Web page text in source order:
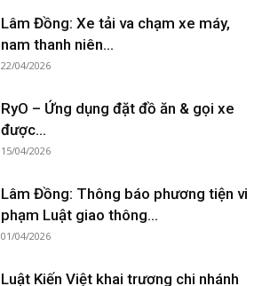
Lâm Đồng: Xe tải va chạm xe máy,
nam thanh niên...
22/04/2026
RyO – Ứng dụng đặt đồ ăn & gọi xe
được...
15/04/2026
Lâm Đồng: Thông báo phương tiện vi
phạm Luật giao thông...
01/04/2026
Luật Kiến Việt khai trương chi nhánh